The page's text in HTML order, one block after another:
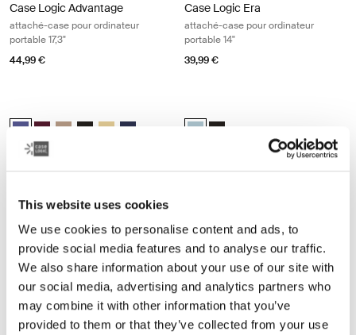
This website uses cookies
We use cookies to personalise content and ads, to
provide social media features and to analyse our traffic.
We also share information about your use of our site with
our social media, advertising and analytics partners who
may combine it with other information that you’ve
provided to them or that they’ve collected from your use
Case Logic Advantage
attaché-case pour ordinateur
portable 17,3"
44,99 €
Case Logic Era
attaché-case pour ordinateur
portable 14"
39,99 €
Case Logic Reflect 14" Laptop Sleeve Pourpre concentré (selected)
Case Logic Reflect 14" Laptop Sleeve Rouge nuancé
Case Logic Reflect 14" Laptop Sleeve Boulder Beige
Case Logic Reflect 14" Laptop Sleeve Noir
Case Logic Reflect 14" Laptop Sleeve Jaune clair
Case Logic Reflect 14" Laptop Sleeve Dark Blue
Case Logic Reflect
housse pour ordinateur portable 14"
Case Logic Reflect 14"
Case Logic Reflect 14"
Case Logic Reflect
housse pour MacBook® 14"
Case Logic Reflect housse pour ordinateur portable 14" Nuanced red
Case Logic Reflect 14" Laptop Sleeve Pourpre concentré
Case Logic Reflect 14" Laptop Sleeve Rouge nuancé (selected)
Case Logic Reflect 14" Laptop Sleeve Boulder Beige
Case Logic Reflect 14" Laptop Sleeve Noir
Case Logic Reflect 14" Laptop Sleeve Jaune clair
Case Logic Reflect 14" Laptop Sleeve Dark Blue
Case Logic Reflect
housse pour ordinateur portable 14"
39,99 €
Case Logic Reflect housse pour
Case Logic Reflect 14"
Case Logic Reflect 14"
Case Logic Reflect
housse pour MacBook® 14"
39,99 €